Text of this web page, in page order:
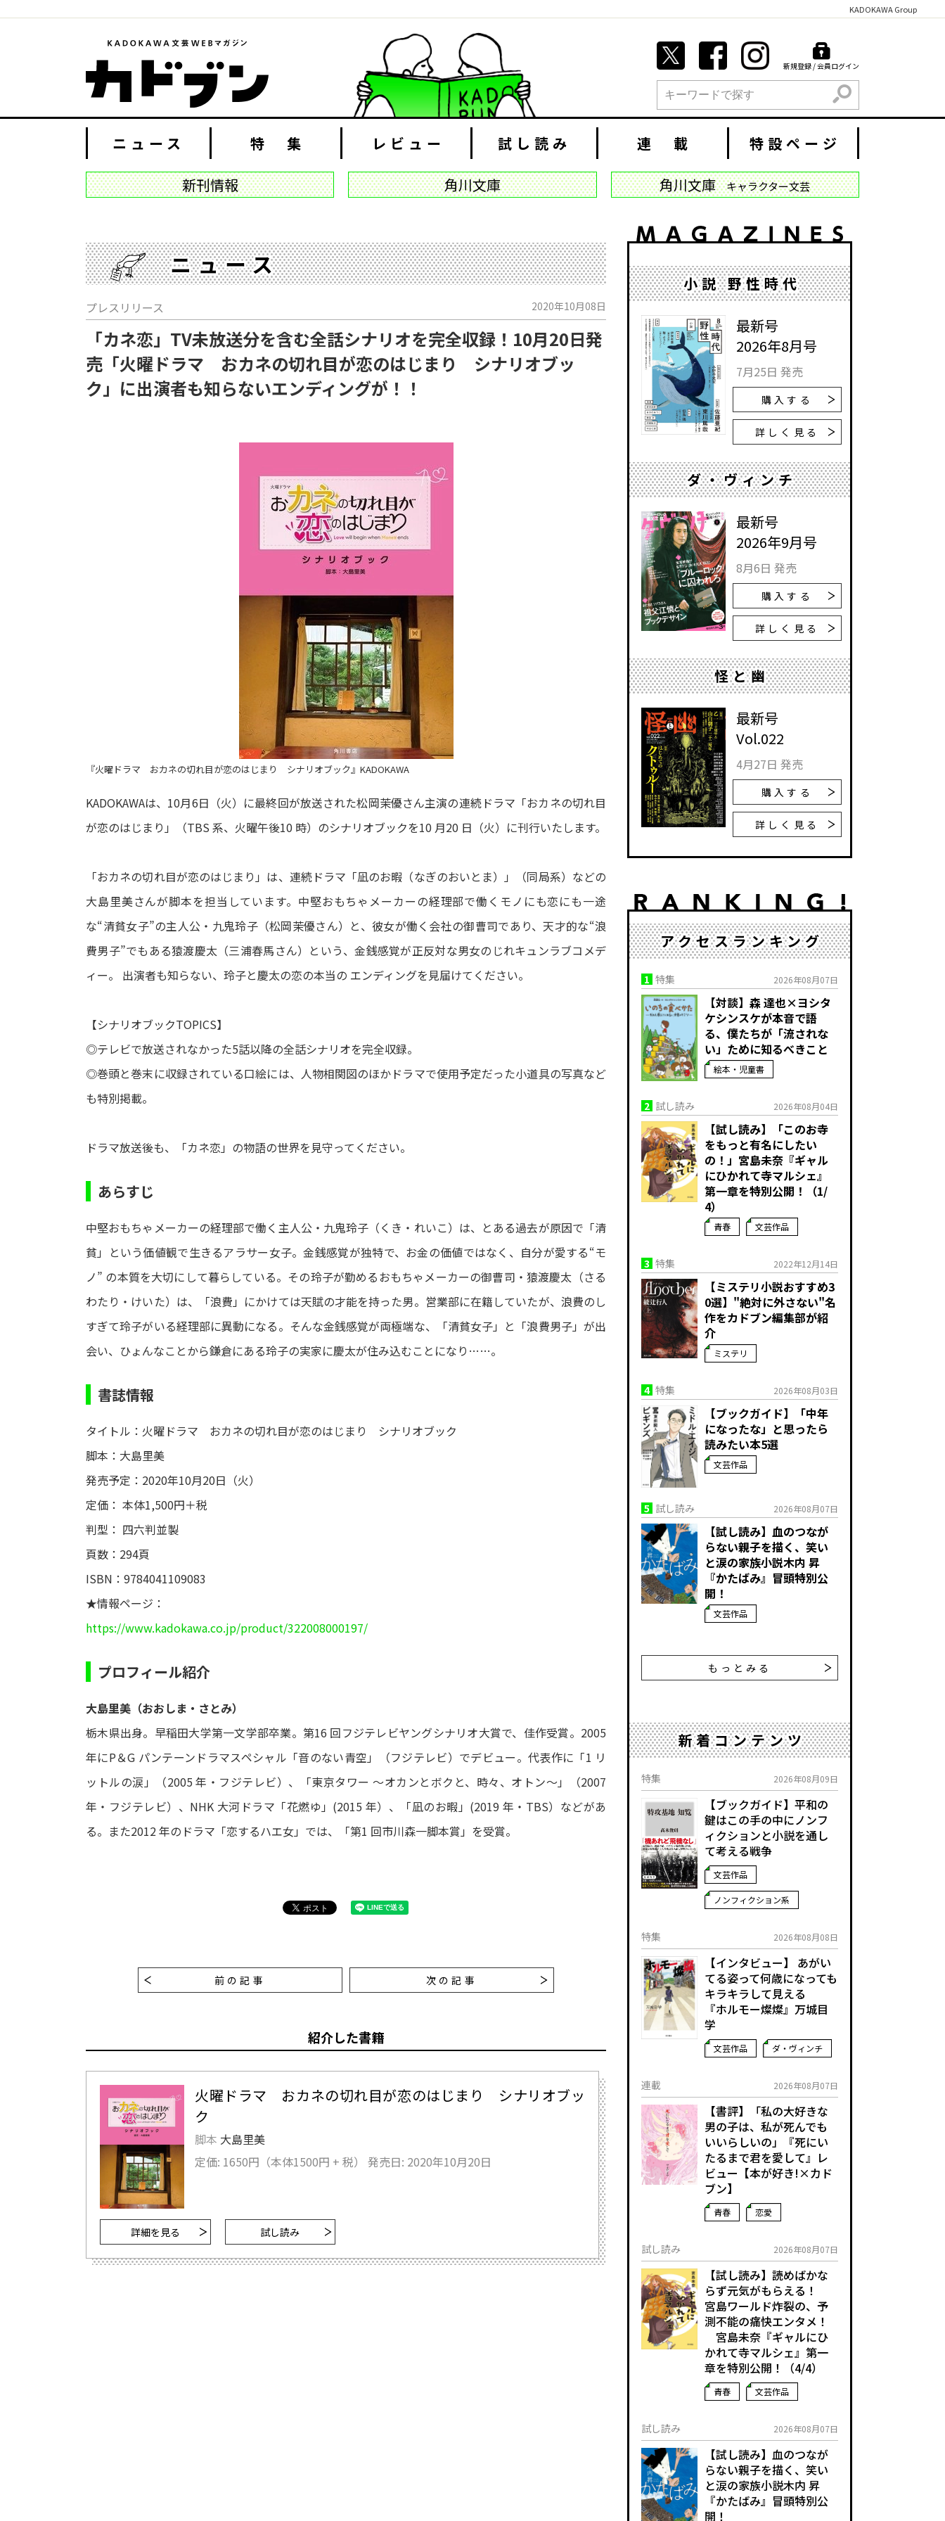
KADOKAWA Group
新規登録 / 会員ログイン
検索
ニュース 特 集 レビュー 試し読み 連 載 特設ページ
新刊情報 角川文庫 角川文庫 キャラクター文芸
ニュース
プレスリリース 2020年10月08日
「カネ恋」TV未放送分を含む全話シナリオを完全収録！10月20日発
売「火曜ドラマ おカネの切れ目が恋のはじまり シナリオブッ
ク」に出演者も知らないエンディングが！！
『火曜ドラマ おカネの切れ目が恋のはじまり シナリオブック』KADOKAWA
KADOKAWAは、10月6日（火）に最終回が放送された松岡茉優さん主演の連続ドラマ「おカネの切れ目
が恋のはじまり」（TBS 系、火曜午後10 時）のシナリオブックを10 月20 日（火）に刊行いたします。
「おカネの切れ目が恋のはじまり」は、連続ドラマ「凪のお暇（なぎのおいとま）」（同局系）などの
大島里美さんが脚本を担当しています。中堅おもちゃメーカーの経理部で働くモノにも恋にも一途
な“清貧女子”の主人公・九鬼玲子（松岡茉優さん）と、彼女が働く会社の御曹司であり、天才的な“浪
費男子”でもある猿渡慶太（三浦春馬さん）という、金銭感覚が正反対な男女のじれキュンラブコメデ
ィー。 出演者も知らない、玲子と慶太の恋の本当の エンディングを見届けてください。
【シナリオブックTOPICS】
◎テレビで放送されなかった5話以降の全話シナリオを完全収録。
◎巻頭と巻末に収録されている口絵には、人物相関図のほかドラマで使用予定だった小道具の写真など
も特別掲載。
ドラマ放送後も、「カネ恋」の物語の世界を見守ってください。
あらすじ
中堅おもちゃメーカーの経理部で働く主人公・九鬼玲子（くき・れいこ）は、とある過去が原因で「清
貧」という価値観で生きるアラサー女子。金銭感覚が独特で、お金の価値ではなく、自分が愛する“モ
ノ” の本質を大切にして暮らしている。その玲子が勤めるおもちゃメーカーの御曹司・猿渡慶太（さる
わたり・けいた）は、「浪費」にかけては天賦の才能を持った男。営業部に在籍していたが、浪費のし
すぎて玲子がいる経理部に異動になる。そんな金銭感覚が両極端な、「清貧女子」と「浪費男子」が出
会い、ひょんなことから鎌倉にある玲子の実家に慶太が住み込むことになり……。
書誌情報
タイトル：火曜ドラマ おカネの切れ目が恋のはじまり シナリオブック
脚本：大島里美
発売予定：2020年10月20日（火）
定価： 本体1,500円＋税
判型： 四六判並製
頁数：294頁
ISBN：9784041109083
★情報ページ：
https://www.kadokawa.co.jp/product/322008000197/
プロフィール紹介
大島里美（おおしま・さとみ）
栃木県出身。早稲田大学第一文学部卒業。第16 回フジテレビヤングシナリオ大賞で、佳作受賞。2005
年にP＆G パンテーンドラマスペシャル「音のない青空」（フジテレビ）でデビュー。代表作に「1 リ
ットルの涙」（2005 年・フジテレビ）、「東京タワー ～オカンとボクと、時々、オトン～」（2007
年・フジテレビ）、NHK 大河ドラマ「花燃ゆ」(2015 年）、「凪のお暇」(2019 年・TBS）などがあ
る。また2012 年のドラマ「恋するハエ女」では、「第1 回市川森一脚本賞」を受賞。
前の記事 次の記事
紹介した書籍
火曜ドラマ おカネの切れ目が恋のはじまり シナリオブッ
ク
脚本 大島里美
定価: 1650円（本体1500円 + 税）
発売日: 2020年10月20日
詳細を見る 試し読み
小説 野性時代
最新号
2026年8月号
7月25日 発売
購入する
詳しく見る
ダ・ヴィンチ
最新号
2026年9月号
8月6日 発売
購入する
詳しく見る
怪と幽
最新号
Vol.022
4月27日 発売
購入する
詳しく見る
アクセスランキング
1 特集 2026年08月07日
【対談】森 達也×ヨシタ
ケシンスケが本音で語
る、僕たちが「流されな
い」ために知るべきこと
絵本・児童書
2 試し読み 2026年08月04日
【試し読み】「このお寺
をもっと有名にしたい
の！」宮島未奈『ギャル
にひかれて寺マルシェ』
第一章を特別公開！（1/
4）
青春 文芸作品
3 特集 2022年12月14日
【ミステリ小説おすすめ3
0選】"絶対に外さない"名
作をカドブン編集部が紹
介
ミステリ
4 特集 2026年08月03日
【ブックガイド】「中年
になったな」と思ったら
読みたい本5選
文芸作品
5 試し読み 2026年08月07日
【試し読み】血のつなが
らない親子を描く、笑い
と涙の家族小説――木内 昇
『かたばみ』冒頭特別公
開！
文芸作品
もっとみる
新着コンテンツ
特集 2026年08月09日
【ブックガイド】平和の
鍵はこの手の中に――ノンフ
ィクションと小説を通し
て考える戦争
文芸作品
ノンフィクション系
特集 2026年08月08日
【インタビュー】 あがい
てる姿って何歳になっても
キラキラして見える
『ホルモー燦燦』万城目
学
文芸作品 ダ・ヴィンチ
連載 2026年08月07日
【書評】「私の大好きな
男の子は、私が死んでも
いいらしいの」――『死にい
たるまで君を愛して』レ
ビュー【本が好き!×カド
ブン】
青春 恋愛
試し読み 2026年08月07日
【試し読み】読めばかな
らず元気がもらえる！
宮島ワールド炸裂の、予
測不能の痛快エンタメ！
宮島未奈『ギャルにひ
かれて寺マルシェ』第一
章を特別公開！（4/4）
青春 文芸作品
試し読み 2026年08月07日
【試し読み】血のつなが
らない親子を描く、笑い
と涙の家族小説――木内 昇
『かたばみ』冒頭特別公
開！